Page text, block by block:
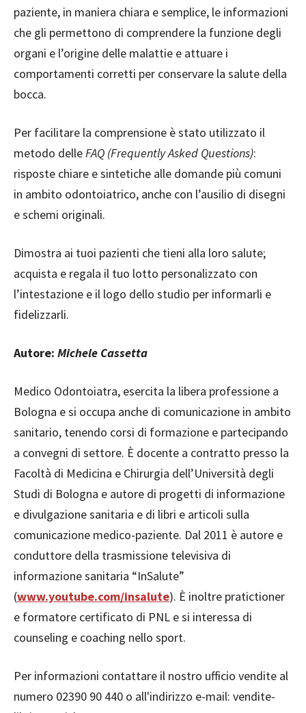
paziente, in maniera chiara e semplice, le informazioni
che gli permettono di comprendere la funzione degli
organi e l’origine delle malattie e attuare i
comportamenti corretti per conservare la salute della
bocca.
Per facilitare la comprensione è stato utilizzato il
metodo delleFAQ (Frequently Asked Questions):
risposte chiare e sintetiche alle domande più comuni
in ambito odontoiatrico, anche con l’ausilio di disegni
e schemi originali.
Dimostra ai tuoi pazienti che tieni alla loro salute;
acquista e regala il tuo lotto personalizzato con
l’intestazione e il logo dello studio per informarli e
fidelizzarli.
Autore: Michele Cassetta
Medico Odontoiatra, esercita la libera professione a
Bologna e si occupa anche di comunicazione in ambito
sanitario, tenendo corsi di formazione e partecipando
a convegni di settore. È docente a contratto presso la
Facoltà di Medicina e Chirurgia dell’Università degli
Studi di Bologna e autore di progetti di informazione
e divulgazione sanitaria e di libri e articoli sulla
comunicazione medico-paziente. Dal 2011 è autore e
conduttore della trasmissione televisiva di
informazione sanitaria “InSalute”
(www.youtube.com/insalute). È inoltre pratictioner
e formatore certificato di PNL e si interessa di
counseling e coaching nello sport.
Per informazioni contattare il nostro ufficio vendite al
numero 02390 90 440 o all'indirizzo e-mail: vendite-